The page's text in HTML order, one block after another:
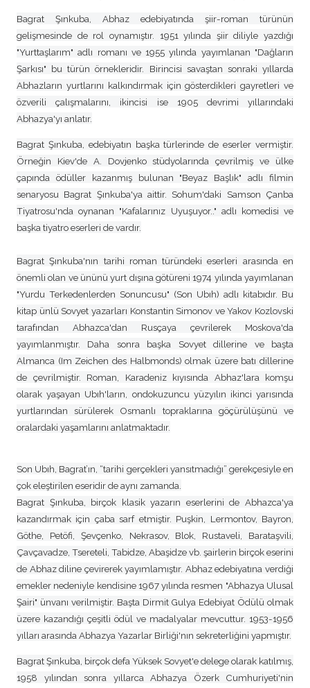
Bagrat Şınkuba, Abhaz edebiyatında şiir-roman türünün
gelişmesinde de rol oynamıştır. 1951 yılında şiir diliyle yazdığı
"Yurttaşlarım" adlı romanı ve 1955 yılında yayımlanan "Dağların
Şarkısı" bu türün örnekleridir. Birincisi savaştan sonraki yıllarda
Abhazların yurtlarını kalkındırmak için gösterdikleri gayretleri ve
özverili çalışmalarını, ikincisi ise 1905 devrimi yıllarındaki
Abhazya'yı anlatır.
Bagrat Şınkuba, edebiyatın başka türlerinde de eserler vermiştir.
Örneğin Kiev'de A. Dovjenko stüdyolarında çevrilmiş ve ülke
çapında ödüller kazanmış bulunan "Beyaz Başlık" adlı filmin
senaryosu Bagrat Şınkuba'ya aittir. Sohum'daki Samson Çanba
Tiyatrosu'nda oynanan "Kafalarınız Uyuşuyor.." adlı komedisi ve
başka tiyatro eserleri de vardır.
Bagrat Şınkuba'nın tarihi roman türündeki eserleri arasında en
önemli olan ve ününü yurt dışına götüreni 1974 yılında yayımlanan
"Yurdu Terkedenlerden Sonuncusu" (Son Ubıh) adlı kitabıdır. Bu
kitap ünlü Sovyet yazarları Konstantin Simonov ve Yakov Kozlovski
tarafından Abhazca'dan Rusçaya çevrilerek Moskova'da
yayımlanmıştır. Daha sonra başka Sovyet dillerine ve başta
Almanca (Im Zeichen des Halbmonds) olmak üzere batı dillerine
de çevrilmiştir. Roman, Karadeniz kıyısında Abhaz'lara komşu
olarak yaşayan Ubıh'ların, ondokuzuncu yüzyılın ikinci yarısında
yurtlarından sürülerek Osmanlı topraklarına göçürülüşünü ve
oralardaki yaşamlarını anlatmaktadır.
Son Ubıh, Bagrat’ın, “tarihi gerçekleri yansıtmadığı” gerekçesiyle en
çok eleştirilen eseridir de aynı zamanda.
Bagrat Şınkuba, birçok klasik yazarın eserlerini de Abhazca'ya
kazandırmak için çaba sarf etmiştir. Puşkin, Lermontov, Bayron,
Göthe, Petöfi, Şevçenko, Nekrasov, Blok, Rustaveli, Barataşvili,
Çavçavadze, Tsereteli, Tabidze, Abaşidze vb. şairlerin birçok eserini
de Abhaz diline çevirerek yayımlamıştır. Abhaz edebiyatına verdiği
emekler nedeniyle kendisine 1967 yılında resmen "Abhazya Ulusal
Şairi" ünvanı verilmiştir. Başta Dirmit Gulya Edebiyat Ödülü olmak
üzere kazandığı çeşitli ödül ve madalyalar mevcuttur. 1953-1956
yılları arasında Abhazya Yazarlar Birliği'nın sekreterliğini yapmıştır.
Bagrat Şınkuba, birçok defa Yüksek Sovyet'e delege olarak katılmış,
1958 yılından sonra yıllarca Abhazya Özerk Cumhuriyeti'nin